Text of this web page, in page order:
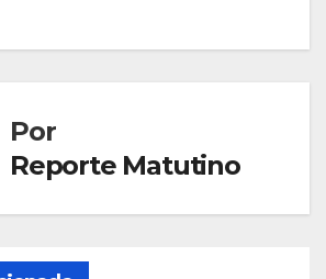
Por
Reporte Matutino